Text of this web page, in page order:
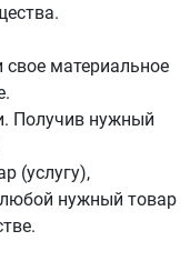
материальное
Получив нужный
(услугу),
нужный товар